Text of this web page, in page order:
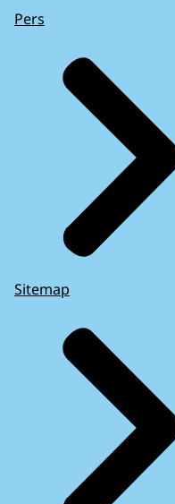
Pers
Sitemap